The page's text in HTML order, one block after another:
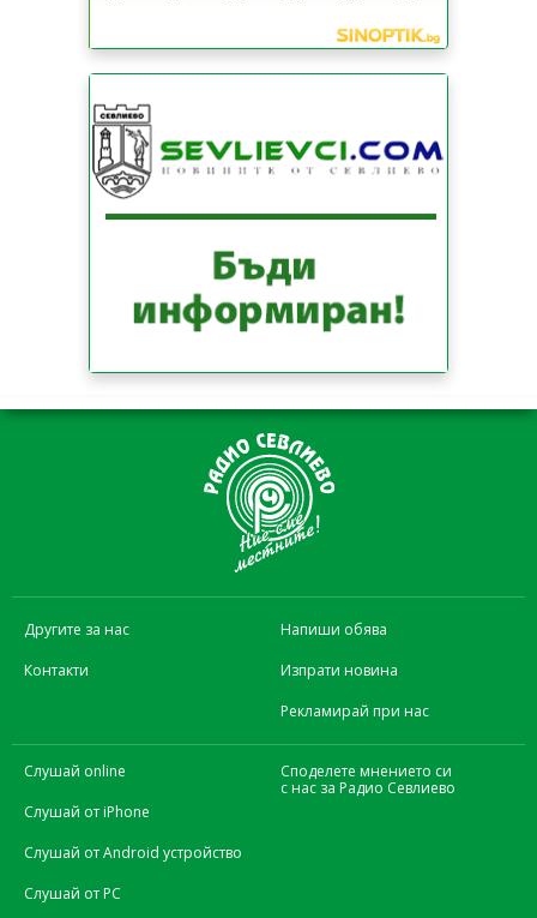
Другите за нас
Контакти
Напиши обява
Изпрати новина
Рекламирай при нас
Слушай online
Слушай от iPhone
Слушай от Android устройство
Слушай от PC
Споделете мнението си
с нас за Радио Севлиево